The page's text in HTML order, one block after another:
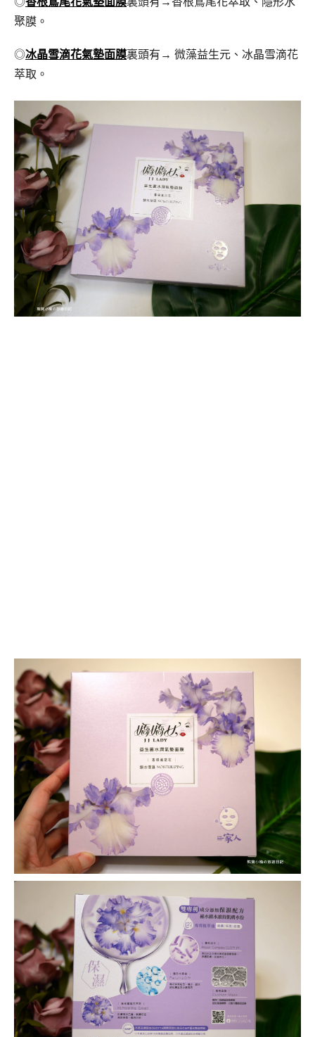
聚膜。
◎冰晶雪滴花氣墊面膜裏頭有→ 微藻益生元、冰晶雪滴花
萃取。